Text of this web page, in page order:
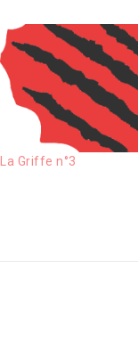
La Griffe n°3